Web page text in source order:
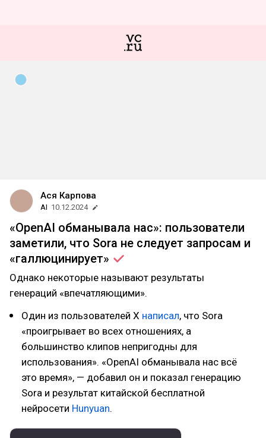
Ася Карпова
AI 10.12.2024
«OpenAI обманывала нас»: пользователи
заметили, что Sora не следует запросам и
«галлюцинирует»
Однако некоторые называют результаты
генераций «впечатляющими».
Один из пользователей X написал, что Sora
«проигрывает во всех отношениях, а
большинство клипов непригодны для
использования». «OpenAI обманывала нас всё
это время», — добавил он и показал генерацию
Sora и результат китайской бесплатной
нейросети Hunyuan.